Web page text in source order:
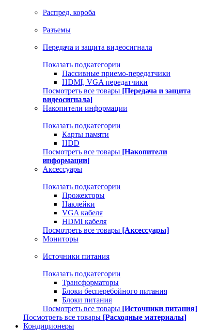
Распред. короба
Разъемы
Передача и защита видеосигнала
Показать подкатегории
Пассивные приемо-передатчики
HDMI, VGA передатчики
Посмотреть все товары [Передача и защита
видеосигнала]
Накопители информации
Показать подкатегории
Карты памяти
HDD
Посмотреть все товары [Накопители
информации]
Аксессуары
Показать подкатегории
Прожекторы
Наклейки
VGA кабеля
HDMI кабеля
Посмотреть все товары [Аксессуары]
Мониторы
Источники питания
Показать подкатегории
Трансформаторы
Блоки бесперебойного питания
Блоки питания
Посмотреть все товары [Источники питания]
Посмотреть все товары [Расходные материалы]
Кондиционеры